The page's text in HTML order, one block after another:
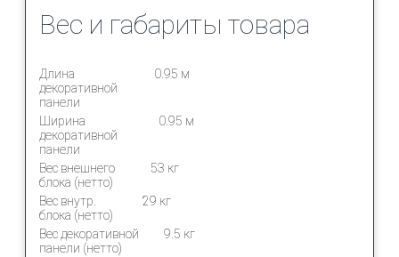
Вес и габариты товара
Длина
декоративной
панели
0.95 м
Ширина
декоративной
панели
0.95 м
Вес внешнего
блока (нетто)
53 кг
Вес внутр.
блока (нетто)
29 кг
Вес декоративной
панели (нетто)
9.5 кг